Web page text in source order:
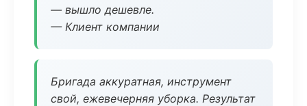
— вышло дешевле.
— Клиент компании
Бригада аккуратная, инструмент
свой, ежевечерняя уборка. Результат